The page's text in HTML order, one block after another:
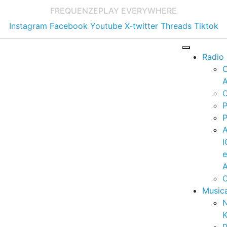
FREQUENZEPLAY EVERYWHERE
Instagram Facebook Youtube X-twitter Threads Tiktok
Radio
e